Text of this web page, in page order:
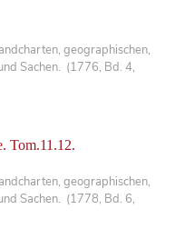
geographischen,
Sachen. (1776, Bd. 4,
Tom.11.12.
geographischen,
Sachen. (1778, Bd. 6,